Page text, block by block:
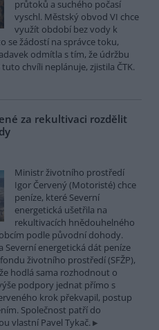
průtoků a suchého počasí
vyschl. Městský obvod VI chce
využít období bez vody k
se žádostí na správce toku,
odmítla s tím, že údržbu
chvíli neplánuje, zjistila ČTK.
za rekultivaci rozdělit
Ministr životního prostředí
Igor Červený (Motoristé) chce
peníze, které Severní
energetická ušetřila na
rekultivacích hnědouhelného
podle původní dohody.
Severní energetická dát peníze
životního prostředí (SFŽP),
hodlá sama rozhodnout o
podpory jednat přímo s
krok překvapil, postup
Společnost patří do
vlastní Pavel Tykač.